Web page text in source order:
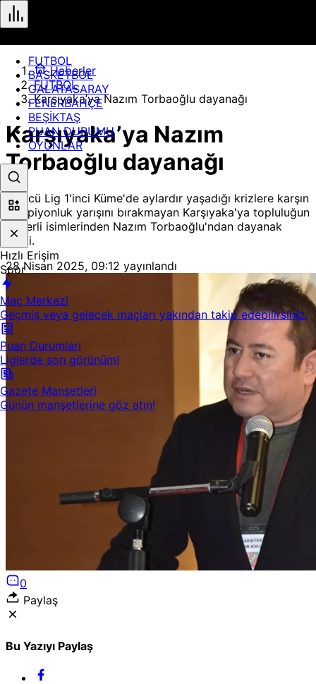
FUTBOL
BASKETBOL
GALATASARAY
FENERBAHÇE
BEŞİKTAŞ
PUAN DURUMU
OYUNLAR
Hızlı Erişim
Spor
Maç Merkezi
Geçmiş veya gelecek maçları yakından takip edebilirsiniz.
Puan Durumları
Liglerde son görünüm!
Gazete Manşetleri
Günün manşetlerine göz atın!
Haberler
FUTBOL
Karşıyaka’ya Nazım Torbaoğlu dayanağı
Karşıyaka’ya Nazım
Torbaoğlu dayanağı
3'üncü Lig 1'inci Küme'de aylardır yaşadığı krizlere karşın
şampiyonluk yarışını bırakmayan Karşıyaka'ya topluluğun
değerli isimlerinden Nazım Torbaoğlu'ndan dayanak
geldi.
28 Nisan 2025, 09:12 yayınlandı
0
Paylaş
Bu Yazıyı Paylaş